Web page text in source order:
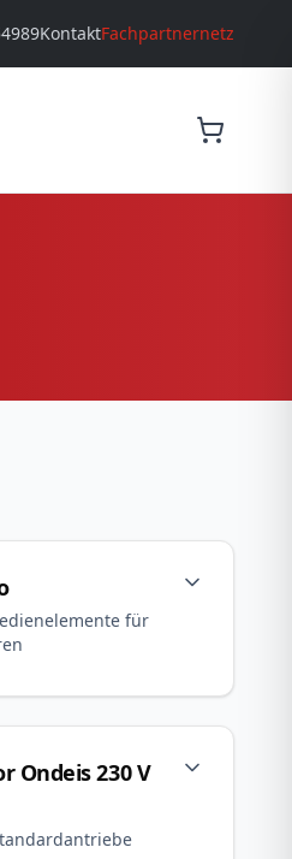
KontaktFachpartnernetz
für
Ondeis 230 V